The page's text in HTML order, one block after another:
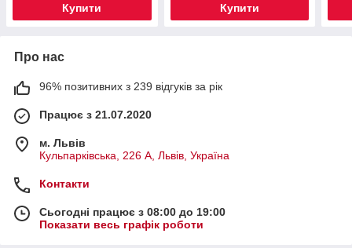
Купити Купити
Про нас
96% позитивних з 239 відгуків за рік
Працює з 21.07.2020
м. Львів
Кульпарківська, 226 А, Львів, Україна
Контакти
Сьогодні працює з 08:00 до 19:00
Показати весь графік роботи